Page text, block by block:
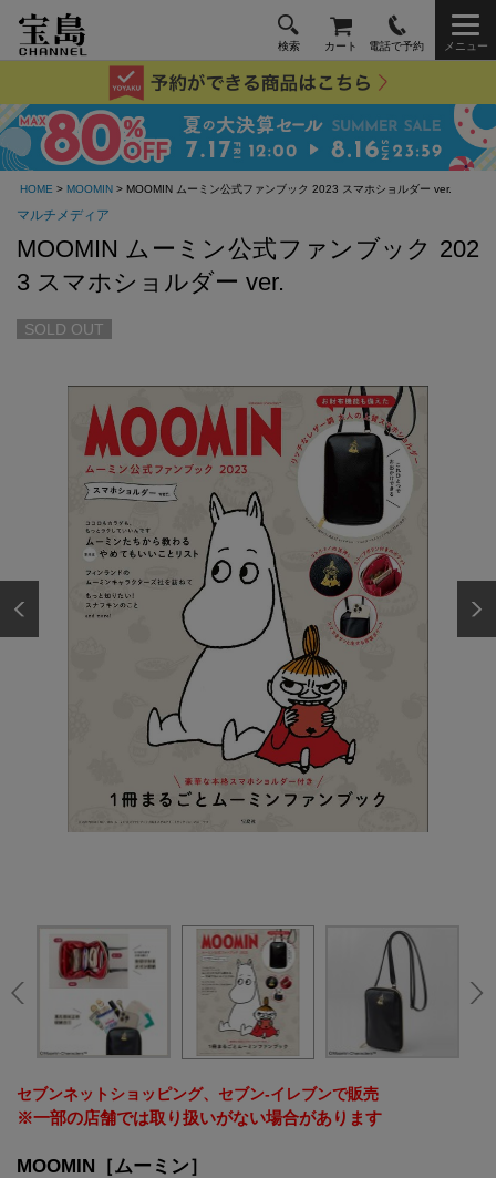
検索 カート 電話で予約 メニュー
HOME > MOOMIN> MOOMIN ムーミン公式ファンブック 2023 スマホショルダー ver.
マルチメディア
MOOMIN ムーミン公式ファンブック 202
3 スマホショルダー ver.
SOLD OUT
セブンネットショッピング、セブン‐イレブンで販売
※一部の店舗では取り扱いがない場合があります
MOOMIN［ムーミン］